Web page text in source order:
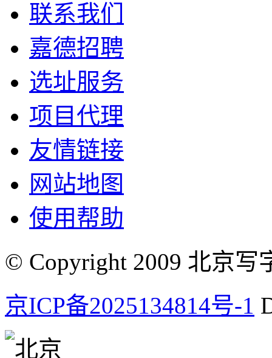
联系我们
嘉德招聘
选址服务
项目代理
友情链接
网站地图
使用帮助
© Copyright 2009 北京写
京ICP备2025134814号-1